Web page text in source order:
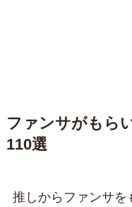
ファンサがもら
110選
推しからファンサを